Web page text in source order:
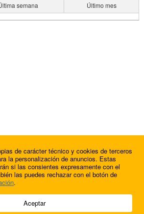
semana Último mes
IP, SL.
de carácter técnico y cookies de terceros
la personalización de anuncios. Estas
si las consientes expresamente con el
las puedes rechazar con el botón de
.
Aceptar